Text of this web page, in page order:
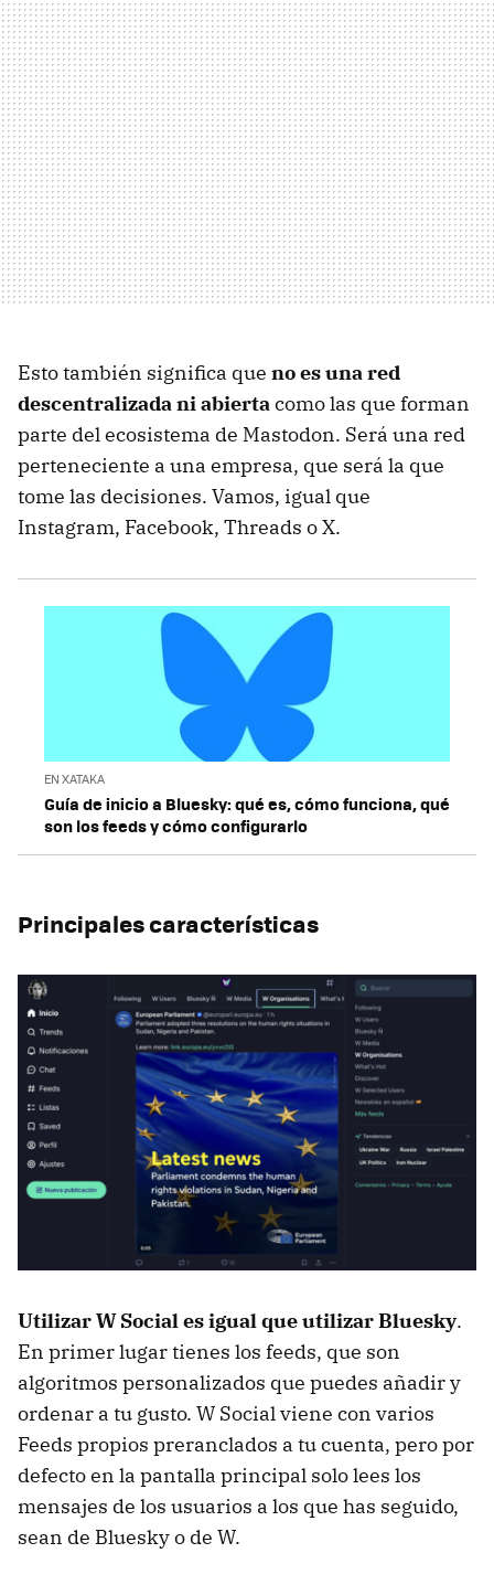
Esto también significa que no es una red
descentralizada ni abiertacomo las que forman
parte del ecosistema de Mastodon. Será una red
perteneciente a una empresa, que será la que
tome las decisiones. Vamos, igual que
Instagram, Facebook, Threads o X.
EN XATAKA
Guía de inicio a Bluesky: qué es, cómo funciona, qué
son los feeds y cómo configurarlo
Principales características
Utilizar W Social es igual que utilizar Bluesky.
En primer lugar tienes los feeds, que son
algoritmos personalizados que puedes añadir y
ordenar a tu gusto. W Social viene con varios
Feeds propios preranclados a tu cuenta, pero por
defecto en la pantalla principal solo lees los
mensajes de los usuarios a los que has seguido,
sean de Bluesky o de W.